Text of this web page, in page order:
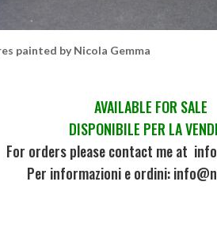
painted by Nicola Gemma
AVAILABLE FOR SALE
DISPONIBILE PER LA
For orders please contact me at
Per informazioni e ordini: